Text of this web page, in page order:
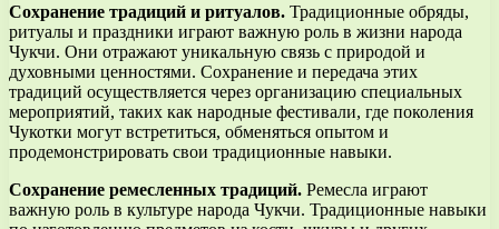
Сохранение традиций и ритуалов. Традиционные обряды,
ритуалы и праздники играют важную роль в жизни народа
Чукчи. Они отражают уникальную связь с природой и
духовными ценностями. Сохранение и передача этих
традиций осуществляется через организацию специальных
мероприятий, таких как народные фестивали, где поколения
Чукотки могут встретиться, обменяться опытом и
продемонстрировать свои традиционные навыки.
Сохранение ремесленных традиций. Ремесла играют
важную роль в культуре народа Чукчи. Традиционные навыки